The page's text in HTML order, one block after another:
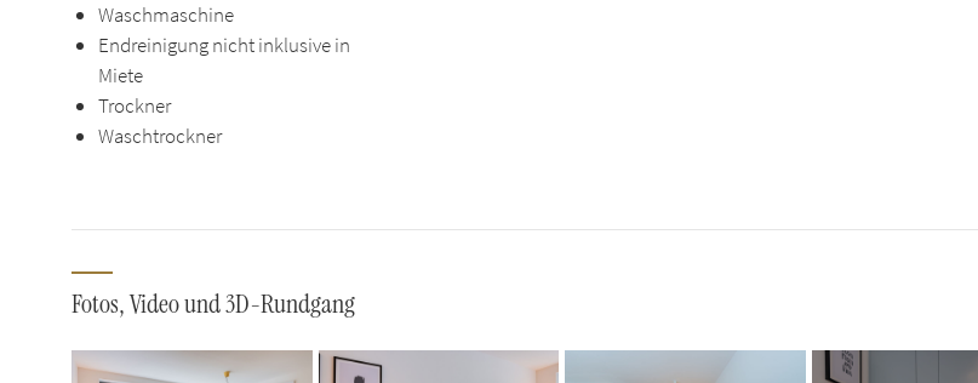
Waschmaschine
Endreinigung nicht inklusive in
Miete
Trockner
Waschtrockner
Fotos, Video und 3D-Rundgang